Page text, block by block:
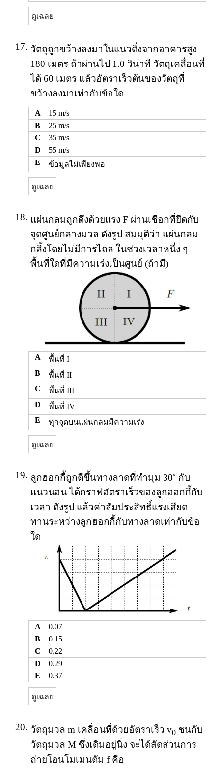
ดูเฉลย
17. วัตถุถูกขว้างลงมาในแนวดิ่งจากอาคารสูง
180 เมตร ถ้าผ่านไป 1.0 วินาที วัตถุเคลื่อนที่
ได้ 60 เมตร แล้วอัตราเร็วต้นของวัตถุที่
ขว้างลงมาเท่ากับข้อใด
A
15 m/s
B
25 m/s
C
35 m/s
D
55 m/s
E
ข้อมูลไม่เพียงพอ
ดูเฉลย
18. แผ่นกลมถูกดึงด้วยแรง F ผ่านเชือกที่ยึดกับ
จุดศูนย์กลางมวล ดังรูป สมมุติว่า แผ่นกลม
กลิ้งโดยไม่มีการไถล ในช่วงเวลาหนึ่ง ๆ
พื้นที่ใดที่มีความเร่งเป็นศูนย์ (ถ้ามี)
A
พื้นที่ I
B
พื้นที่ II
C
พื้นที่ III
D
พื้นที่ IV
E
ทุกจุดบนแผ่นกลมมีความเร่ง
ดูเฉลย
19. ลูกฮอกกี้ถูกตีขึ้นทางลาดที่ทำมุม 30◦ กับ
แนวนอน ได้กราฟอัตราเร็วของลูกฮอกกี้กับ
เวลา ดังรูป แล้วค่าสัมประสิทธิ์แรงเสียด
ทานระหว่างลูกฮอกกี้กับทางลาดเท่ากับข้อ
ใด
A
0.07
B
0.15
C
0.22
D
0.29
E
0.37
ดูเฉลย
20. วัตถุมวล m เคลื่อนที่ด้วยอัตราเร็ว v0ชนกับ
วัตถุมวล M ซึ่งเดิมอยู่นิ่ง จะได้สัดส่วนการ
ถ่ายโอนโมเมนตัม f คือ